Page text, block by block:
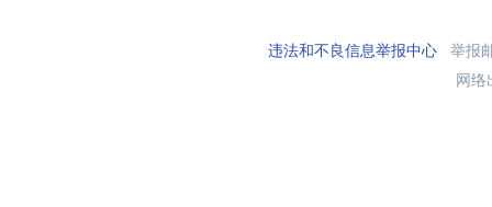
违法和不良信息举报中心举报
网